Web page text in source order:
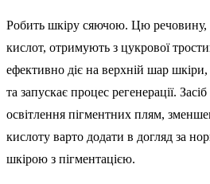
Робить шкіру сяючою. Цю
кислот, отримують з цукрової
ефективно діє на верхній шар шкіри,
та запускає процес регенерації.
освітлення пігментних плям,
кислоту варто додати в догляд за
шкірою з пігментацією.